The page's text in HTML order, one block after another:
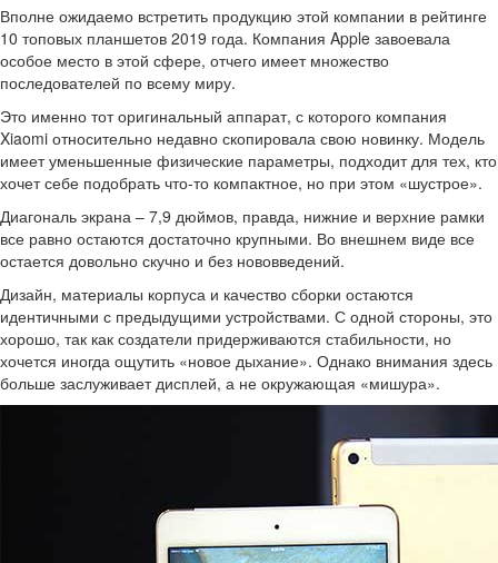
Вполне ожидаемо встретить продукцию этой компании в рейтинге
10 топовых планшетов 2019 года. Компания Apple завоевала
особое место в этой сфере, отчего имеет множество
последователей по всему миру.
Это именно тот оригинальный аппарат, с которого компания
Xiaomi относительно недавно скопировала свою новинку. Модель
имеет уменьшенные физические параметры, подходит для тех, кто
хочет себе подобрать что-то компактное, но при этом «шустрое».
Диагональ экрана – 7,9 дюймов, правда, нижние и верхние рамки
все равно остаются достаточно крупными. Во внешнем виде все
остается довольно скучно и без нововведений.
Дизайн, материалы корпуса и качество сборки остаются
идентичными с предыдущими устройствами. С одной стороны, это
хорошо, так как создатели придерживаются стабильности, но
хочется иногда ощутить «новое дыхание». Однако внимания здесь
больше заслуживает дисплей, а не окружающая «мишура».